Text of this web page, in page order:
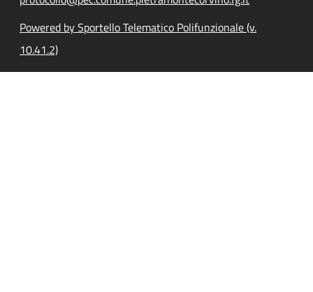
Powered by Sportello Telematico Polifunzionale (v.
10.41.2)